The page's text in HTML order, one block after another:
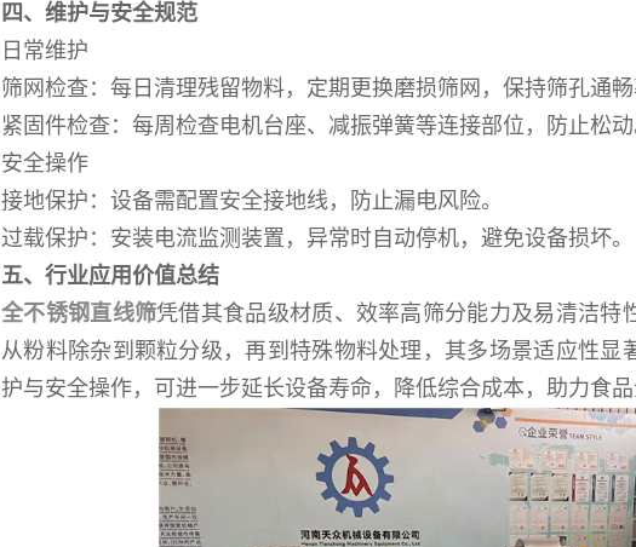
四、维护与安全规范
日常维护
筛网检查：每日清理残留物料，定期更换磨损筛网，保持筛孔通
紧固件检查：每周检查电机台座、减振弹簧等连接部位，防止松
安全操作
接地保护：设备需配置安全接地线，防止漏电风险。
过载保护：安装电流监测装置，异常时自动停机，避免设备损坏。
五、行业应用价值总结
全不锈钢直线筛凭借其食品级材质、效率高筛分能力及易清洁
从粉料除杂到颗粒分级，再到特殊物料处理，其多场景适应性
护与安全操作，可进一步延长设备寿命，降低综合成本，助力食